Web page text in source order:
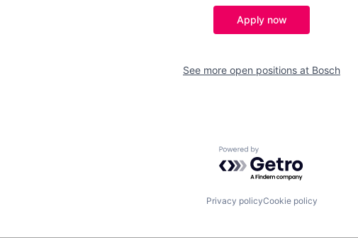
Apply now
See more open positions at Bosch
Powered by Getro.com
Privacy policyCookie policy